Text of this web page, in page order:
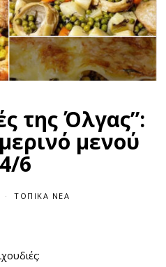
της Όλγας”:
μενού
6
ΤΟΠΙΚΆ ΝΈΑ